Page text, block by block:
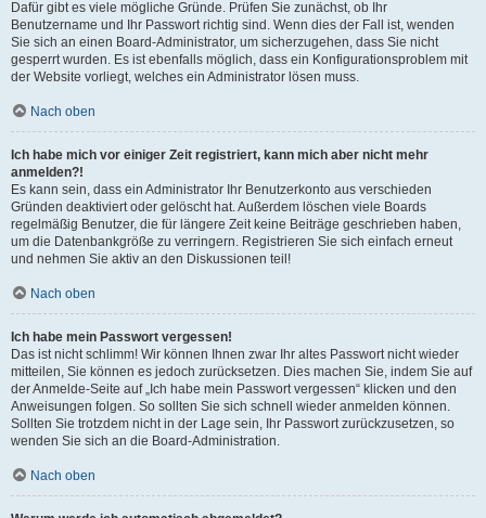
Dafür gibt es viele mögliche Gründe. Prüfen Sie zunächst, ob Ihr
Benutzername und Ihr Passwort richtig sind. Wenn dies der Fall ist, wenden
Sie sich an einen Board-Administrator, um sicherzugehen, dass Sie nicht
gesperrt wurden. Es ist ebenfalls möglich, dass ein Konfigurationsproblem mit
der Website vorliegt, welches ein Administrator lösen muss.
Nach oben
Ich habe mich vor einiger Zeit registriert, kann mich aber nicht mehr
anmelden?!
Es kann sein, dass ein Administrator Ihr Benutzerkonto aus verschieden
Gründen deaktiviert oder gelöscht hat. Außerdem löschen viele Boards
regelmäßig Benutzer, die für längere Zeit keine Beiträge geschrieben haben,
um die Datenbankgröße zu verringern. Registrieren Sie sich einfach erneut
und nehmen Sie aktiv an den Diskussionen teil!
Nach oben
Ich habe mein Passwort vergessen!
Das ist nicht schlimm! Wir können Ihnen zwar Ihr altes Passwort nicht wieder
mitteilen, Sie können es jedoch zurücksetzen. Dies machen Sie, indem Sie auf
der Anmelde-Seite auf „Ich habe mein Passwort vergessen“ klicken und den
Anweisungen folgen. So sollten Sie sich schnell wieder anmelden können.
Sollten Sie trotzdem nicht in der Lage sein, Ihr Passwort zurückzusetzen, so
wenden Sie sich an die Board-Administration.
Nach oben